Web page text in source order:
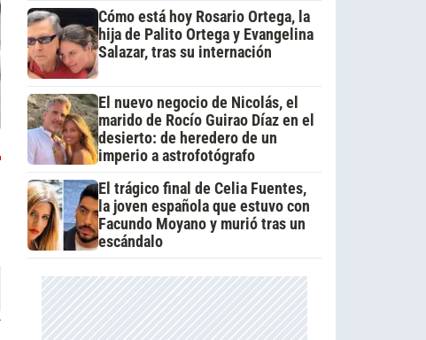
Cómo está hoy Rosario Ortega, la
hija de Palito Ortega y Evangelina
Salazar, tras su internación
El nuevo negocio de Nicolás, el
marido de Rocío Guirao Díaz en el
desierto: de heredero de un
imperio a astrofotógrafo
El trágico final de Celia Fuentes,
la joven española que estuvo con
Facundo Moyano y murió tras un
escándalo